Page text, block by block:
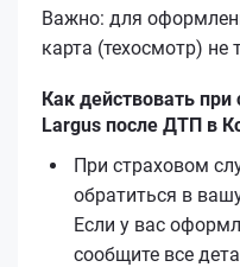
Важно: для
карта (техосмотр) не
Как действовать при
Largus после ДТП в
При страховом
обратиться в
Если у вас
сообщите все